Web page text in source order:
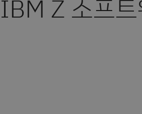
IBM Z 소프트